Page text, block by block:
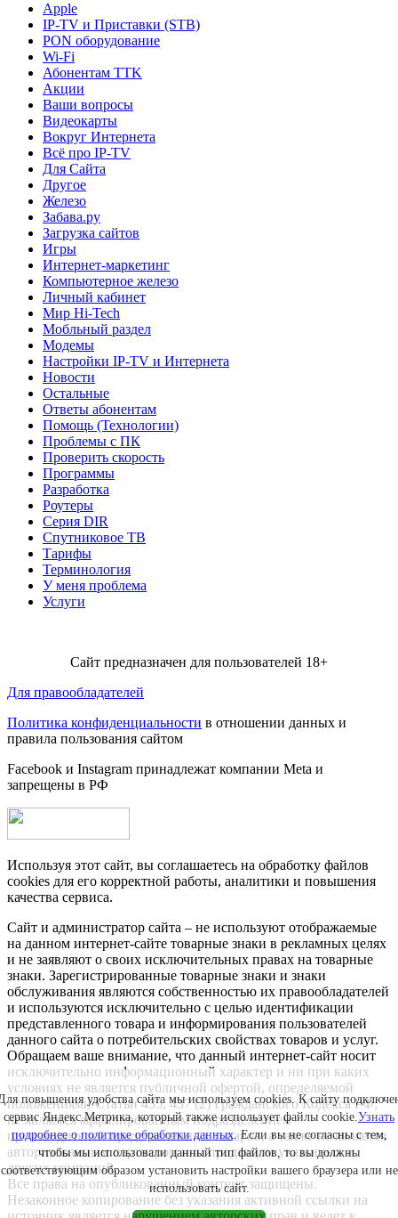
Apple
IP-TV и Приставки (STB)
PON оборудование
Wi-Fi
Абонентам TTK
Акции
Ваши вопросы
Видеокарты
Вокруг Интернета
Всё про IP-TV
Для Сайта
Другое
Железо
Забава.ру
Загрузка сайтов
Игры
Интернет-маркетинг
Компьютерное железо
Личный кабинет
Мир Hi-Tech
Мобльный раздел
Модемы
Настройки IP-TV и Интернета
Новости
Остальные
Ответы абонентам
Помощь (Технологии)
Проблемы с ПК
Проверить скорость
Программы
Разработка
Роутеры
Серия DIR
Спутниковое ТВ
Тарифы
Терминология
У меня проблема
Услуги
Сайт предназначен для пользователей 18+
Для правообладателей
Политика конфиденциальности в отношении данных и
правила пользования сайтом
Facebook и Instagram принадлежат компании Metа и
запрещены в РФ
Используя этот сайт, вы соглашаетесь на обработку файлов
cookies для его корректной работы, аналитики и повышения
качества сервиса.
Сайт и администратор сайта – не используют отображаемые
на данном интернет-сайте товарные знаки в рекламных целях
и не заявляют о своих исключительных правах на товарные
знаки. Зарегистрированные товарные знаки и знаки
обслуживания являются собственностью их правообладателей
и используются исключительно с целью идентификации
представленного товара и информирования пользователей
данного сайта о потребительских свойствах товаров и услуг.
Обращаем ваше внимание, что данный интернет-сайт носит
исключительно информационный характер и ни при каких
условиях не является публичной офертой, определяемой
положениями Статьи 435, 437 (2) Гражданского Кодекса РФ;
не является аффилированным подразделением
производителей представленных товаров, а также не является
авторизованным партнером или продавцом указанных и
других компаний.
Все права на опубликованный контент защищены.
Незаконное копирование без указания активной ссылки на
повышения удобства сайта мы используем cookies. К сайту
сервис Яндекс.Метрика, который также использует файлы cookie.Узнать
подробнее о политике обработки данных. Если вы не согласны с тем,
чтобы мы использовали данный тип файлов, то вы должны
соответствующим образом установить настройки вашего браузера или не
использовать сайт.